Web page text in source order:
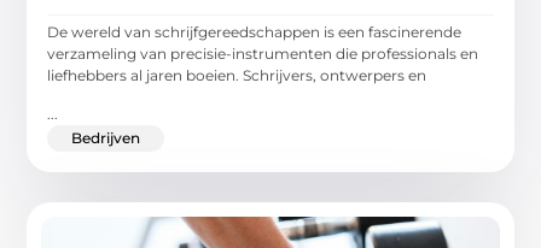
De wereld van schrijfgereedschappen is een fascinerende
verzameling van precisie-instrumenten die professionals en
liefhebbers al jaren boeien. Schrijvers, ontwerpers en
...
Bedrijven